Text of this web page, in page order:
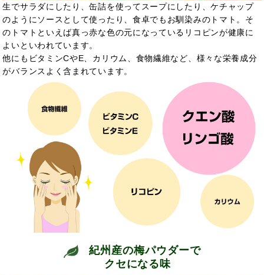
生でサラダにしたり、缶詰を使ってスープにしたり、ケチャップ
のようにソースとして使ったり、食卓でもお馴染みのトマト。そ
のトマトといえば真っ赤な色の元になっているリコピンが健康に
よいといわれています。
他にもビタミンCやE、カリウム、食物繊維など、様々な栄養成分
がバランスよく含まれています。
紀州産の梅パウダーで
クセになる味